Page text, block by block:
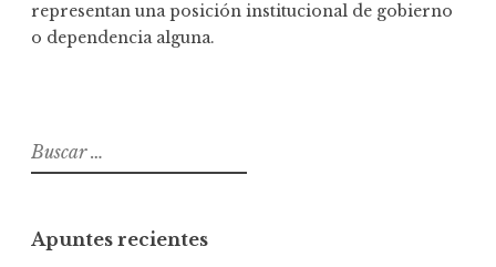
representan una posición institucional de gobierno
o dependencia alguna.
B
u
a
Apuntes recientes